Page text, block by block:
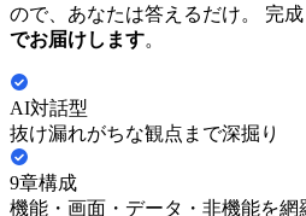
ので、あなたは答えるだけ。 完
でお届けします。
AI対話型
抜け漏れがちな観点まで深掘り
9章構成
機能・画面・データ・非機能を網